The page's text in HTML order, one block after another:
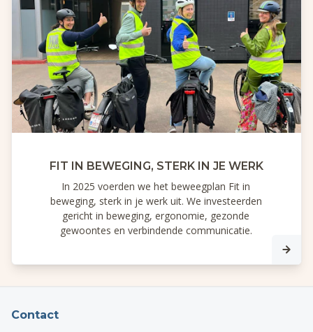
FIT IN BEWEGING, STERK IN JE WERK
In 2025 voerden we het beweegplan Fit in
beweging, sterk in je werk uit. We investeerden
gericht in beweging, ergonomie, gezonde
gewoontes en verbindende communicatie.
Contact